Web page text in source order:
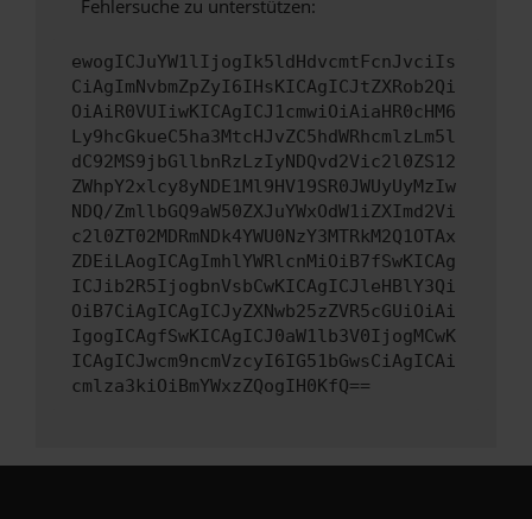
Fehlersuche zu unterstützen:
ewogICJuYW1lIjogIk5ldHdvcmtFcnJvciIs
CiAgImNvbmZpZyI6IHsKICAgICJtZXRob2Qi
OiAiR0VUIiwKICAgICJ1cmwiOiAiaHR0cHM6
Ly9hcGkueC5ha3MtcHJvZC5hdWRhcmlzLm5l
dC92MS9jbGllbnRzLzIyNDQvd2Vic2l0ZS12
ZWhpY2xlcy8yNDE1Ml9HV19SR0JWUyUyMzIw
NDQ/ZmllbGQ9aW50ZXJuYWxOdW1iZXImd2Vi
c2l0ZT02MDRmNDk4YWU0NzY3MTRkM2Q1OTAx
ZDEiLAogICAgImhlYWRlcnMiOiB7fSwKICAg
ICJib2R5IjogbnVsbCwKICAgICJleHBlY3Qi
OiB7CiAgICAgICJyZXNwb25zZVR5cGUiOiAi
IgogICAgfSwKICAgICJ0aW1lb3V0IjogMCwK
ICAgICJwcm9ncmVzcyI6IG51bGwsCiAgICAi
cmlza3kiOiBmYWxzZQogIH0KfQ==